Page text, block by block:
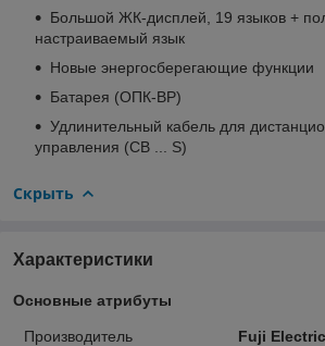
Большой ЖК-дисплей, 19 языков +
настраиваемый язык
Новые энергосберегающие функции
Батарея (ОПК-ВР)
Удлинительный кабель для
управления (CB ... S)
Скрыть
Характеристики
Основные атрибуты
Производитель Fuji Electric